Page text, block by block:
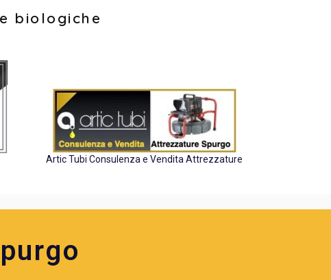
biologiche
Artic Tubi Consulenza e Vendita Attrezzature